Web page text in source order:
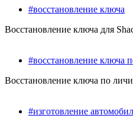
#восстановление ключа
Восстановление ключа для
#восстановление ключа
Восстановление ключа по
#изготовление